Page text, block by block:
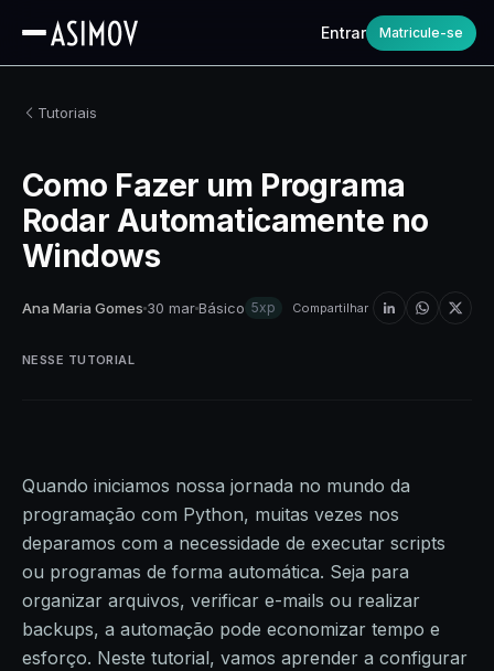
Entrar Matricule-se
Tutoriais
Como Fazer um Programa
Rodar Automaticamente no
Windows
Ana Maria Gomes 30 marBásico 5xp Compartilhar
Quando iniciamos nossa jornada no mundo da
programação com Python, muitas vezes nos
deparamos com a necessidade de executar scripts
ou programas de forma automática. Seja para
organizar arquivos, verificar e-mails ou realizar
backups, a automação pode economizar tempo e
esforço. Neste tutorial, vamos aprender a configurar
NESSE TUTORIAL